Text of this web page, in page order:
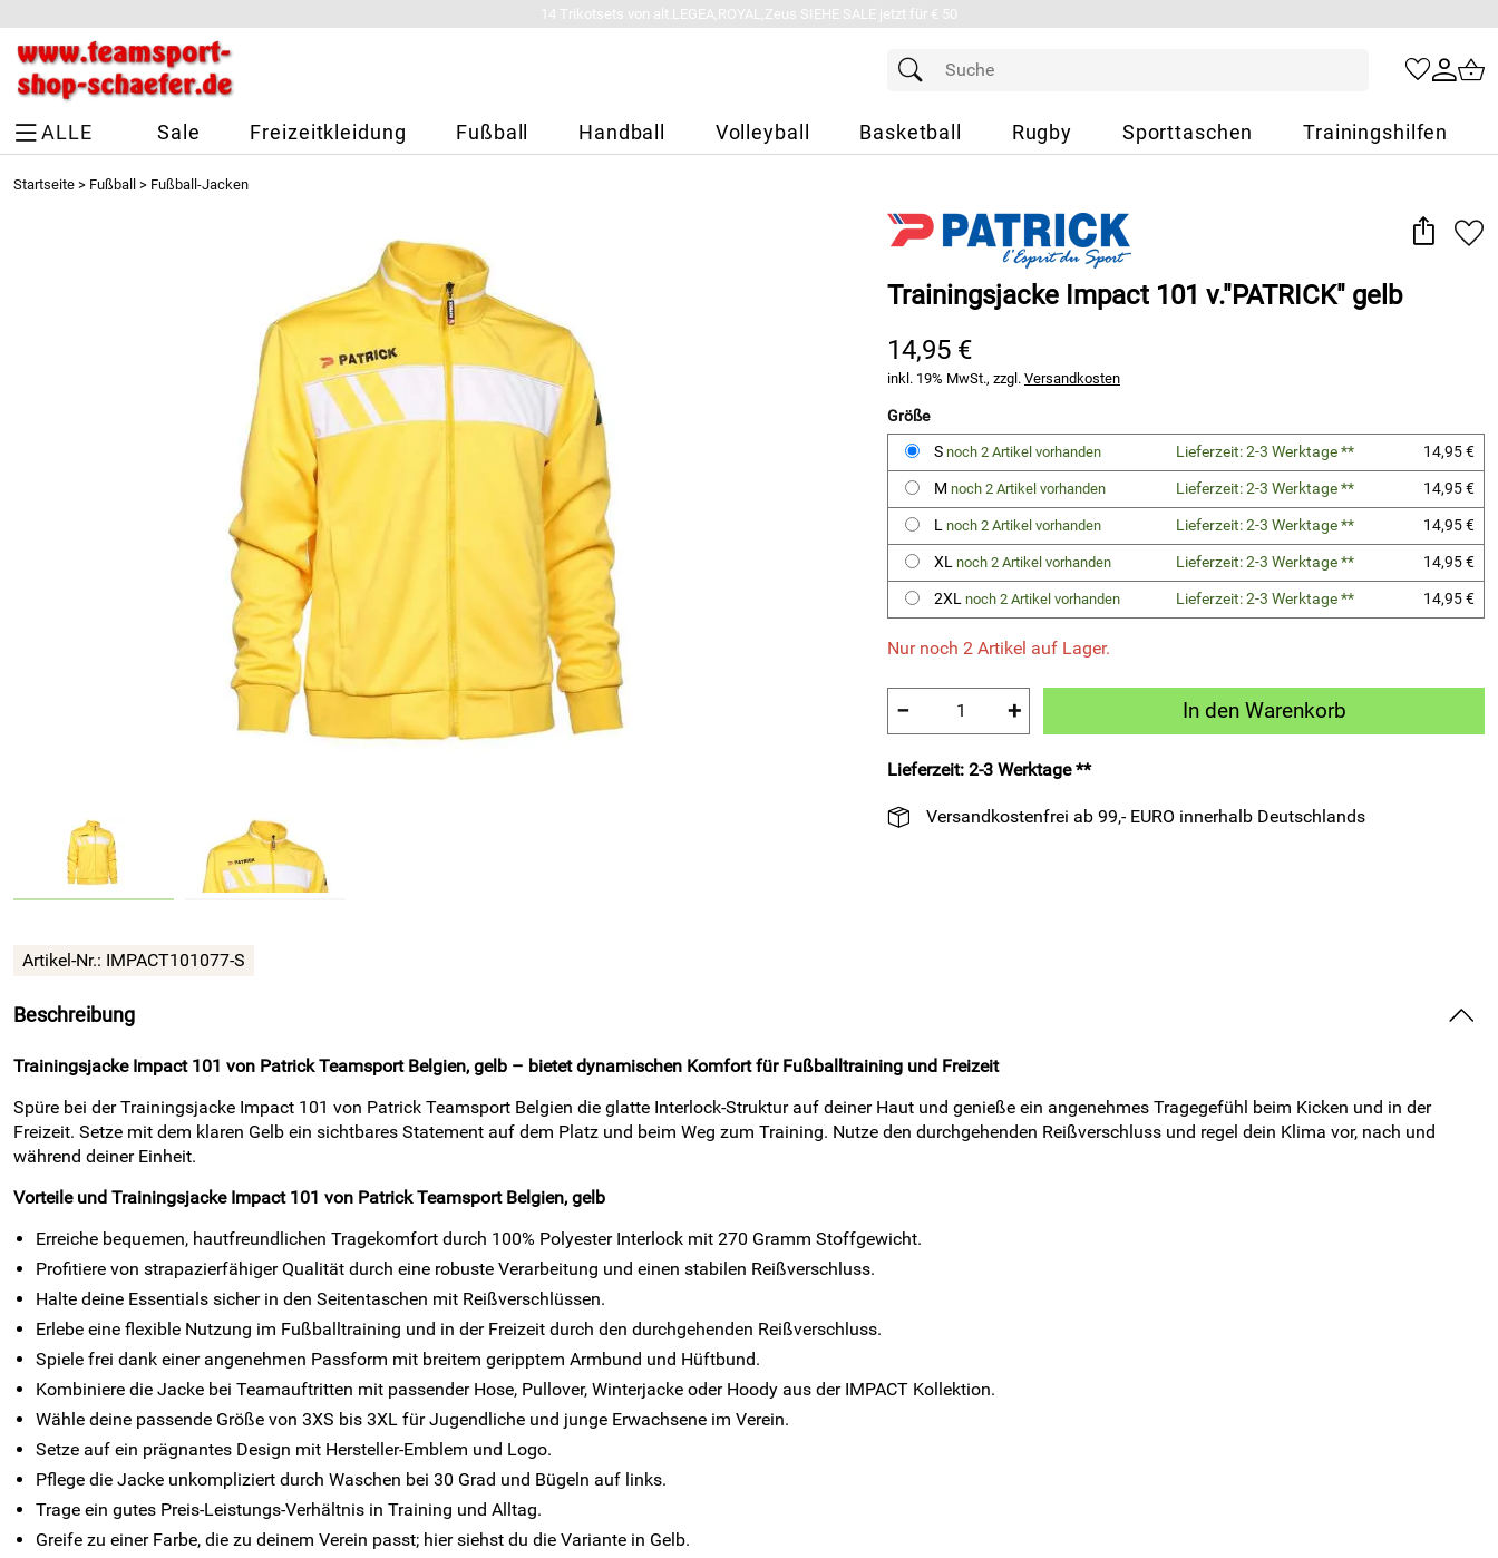
14 Trikotsets von alt.LEGEA,ROYAL,Zeus SIEHE SALE jetzt für € 50
ALLE Sale Freizeitkleidung Fußball Handball Volleyball Basketball Rugby Sporttaschen Trainingshilfen
Startseite > Fußball > Fußball-Jacken
Trainingsjacke Impact 101 v."PATRICK" gelb
14,95 €
inkl. 19% MwSt., zzgl. Versandkosten
Größe
S noch 2 Artikel vorhanden Lieferzeit: 2-3 Werktage **
14,95 €
M noch 2 Artikel vorhanden Lieferzeit: 2-3 Werktage **
14,95 €
L noch 2 Artikel vorhanden Lieferzeit: 2-3 Werktage **
14,95 €
XL noch 2 Artikel vorhanden Lieferzeit: 2-3 Werktage **
14,95 €
2XL noch 2 Artikel vorhanden Lieferzeit: 2-3 Werktage ** 14,95 €
Nur noch 2 Artikel auf Lager.
− + In den Warenkorb
Lieferzeit: 2-3 Werktage **
Versandkostenfrei ab 99,- EURO innerhalb Deutschlands
Artikel-Nr.: IMPACT101077-S
Beschreibung
Trainingsjacke Impact 101 von Patrick Teamsport Belgien, gelb – bietet dynamischen Komfort für Fußballtraining und Freizeit
Spüre bei der Trainingsjacke Impact 101 von Patrick Teamsport Belgien die glatte Interlock-Struktur auf deiner Haut und genieße ein angenehmes Tragegefühl beim Kicken und in der
Freizeit. Setze mit dem klaren Gelb ein sichtbares Statement auf dem Platz und beim Weg zum Training. Nutze den durchgehenden Reißverschluss und regel dein Klima vor, nach und
während deiner Einheit.
Vorteile und Trainingsjacke Impact 101 von Patrick Teamsport Belgien, gelb
Erreiche bequemen, hautfreundlichen Tragekomfort durch 100% Polyester Interlock mit 270 Gramm Stoffgewicht.
Profitiere von strapazierfähiger Qualität durch eine robuste Verarbeitung und einen stabilen Reißverschluss.
Halte deine Essentials sicher in den Seitentaschen mit Reißverschlüssen.
Erlebe eine flexible Nutzung im Fußballtraining und in der Freizeit durch den durchgehenden Reißverschluss.
Spiele frei dank einer angenehmen Passform mit breitem geripptem Armbund und Hüftbund.
Kombiniere die Jacke bei Teamauftritten mit passender Hose, Pullover, Winterjacke oder Hoody aus der IMPACT Kollektion.
Wähle deine passende Größe von 3XS bis 3XL für Jugendliche und junge Erwachsene im Verein.
Setze auf ein prägnantes Design mit Hersteller-Emblem und Logo.
Pflege die Jacke unkompliziert durch Waschen bei 30 Grad und Bügeln auf links.
Trage ein gutes Preis-Leistungs-Verhältnis in Training und Alltag.
Greife zu einer Farbe, die zu deinem Verein passt; hier siehst du die Variante in Gelb.